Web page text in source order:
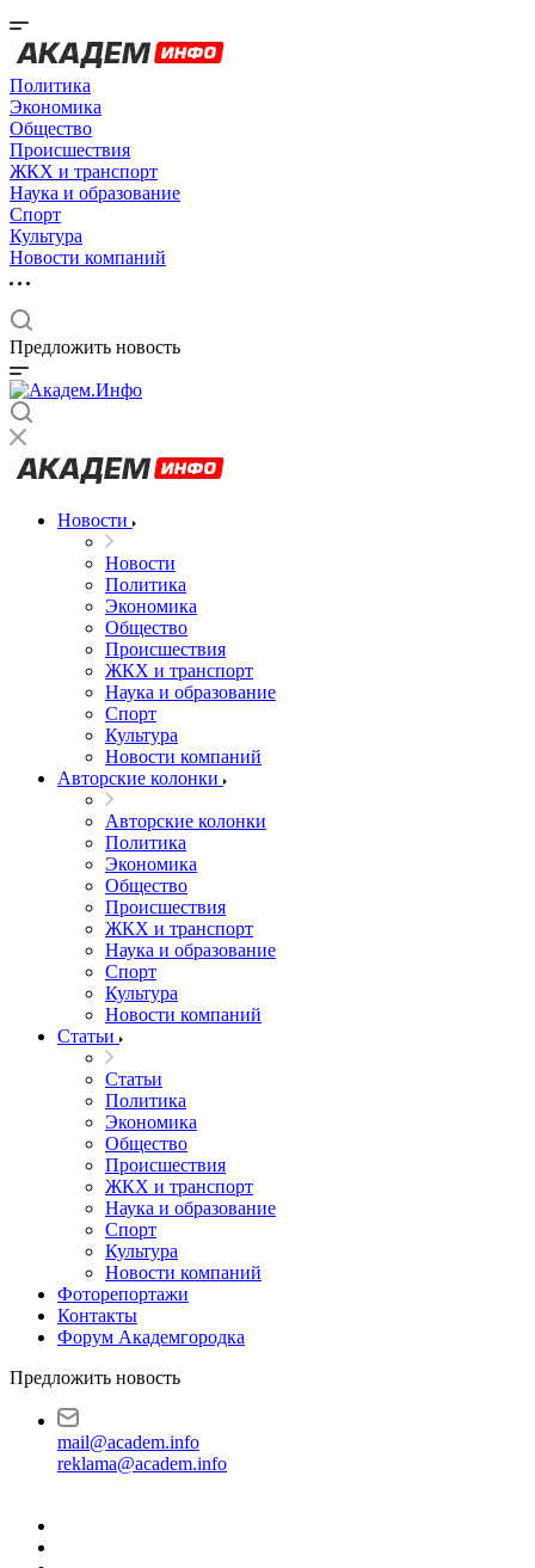
Политика
Экономика
Общество
Происшествия
ЖКХ и транспорт
Наука и образование
Спорт
Культура
Новости компаний
Предложить новость
Новости
Новости
Политика
Экономика
Общество
Происшествия
ЖКХ и транспорт
Наука и образование
Спорт
Культура
Новости компаний
Авторские колонки
Авторские колонки
Политика
Экономика
Общество
Происшествия
ЖКХ и транспорт
Наука и образование
Спорт
Культура
Новости компаний
Статьи
Статьи
Политика
Экономика
Общество
Происшествия
ЖКХ и транспорт
Наука и образование
Спорт
Культура
Новости компаний
Фоторепортажи
Контакты
Форум Академгородка
Предложить новость
mail@academ.info
reklama@academ.info